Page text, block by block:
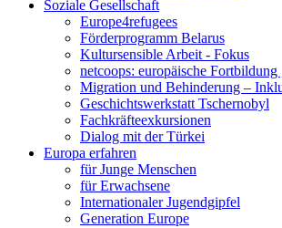
Soziale Gesellschaft
Europe4refugees
Förderprogramm Belarus
Kultursensible Arbeit - Fokus
netcoops: europäische Fortbildung
Migration und Behinderung –
Geschichtswerkstatt Tschernobyl
Fachkräfteexkursionen
Dialog mit der Türkei
Europa erfahren
für Junge Menschen
für Erwachsene
Internationaler Jugendgipfel
Generation Europe